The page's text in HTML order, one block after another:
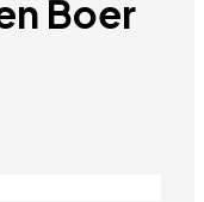
Boer